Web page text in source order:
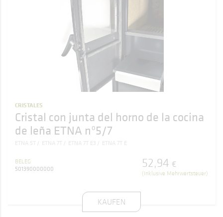
CRISTALES
Cristal con junta del horno de la cocina
de leña ETNA nº5/7
ETNA 5T ETNA 7T ETNA 7T E3 ETNA 7T E
BELEG
501390000000
52,94 €
(Inklusive Mehrwertsteuer)
KAUFEN